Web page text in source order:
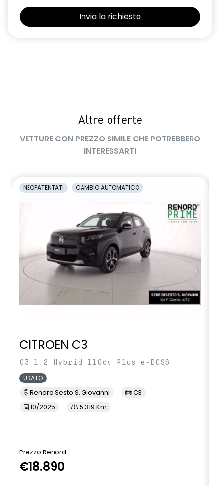
Selleria Stepway in tessuto blu e nero
Volante regolabile in altezza e profondità
Altre offerte
VETTURE CON PREZZO SIMILE CHE POTREBBERO
INTERESSARTI
NEOPATENTATI CAMBIO AUTOMATICO
CITROEN C3
C3 1.2 Hybrid 110cv Plus e-DCS6
USATO
Renord Sesto S. Giovanni
C3
10/2025
5.319 Km
Prezzo Renord
€18.890